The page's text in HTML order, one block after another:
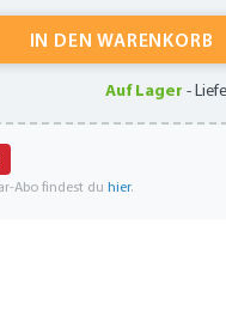
den
IN DEN WARENKORB
Auf Lager -
Abo findest duhier.